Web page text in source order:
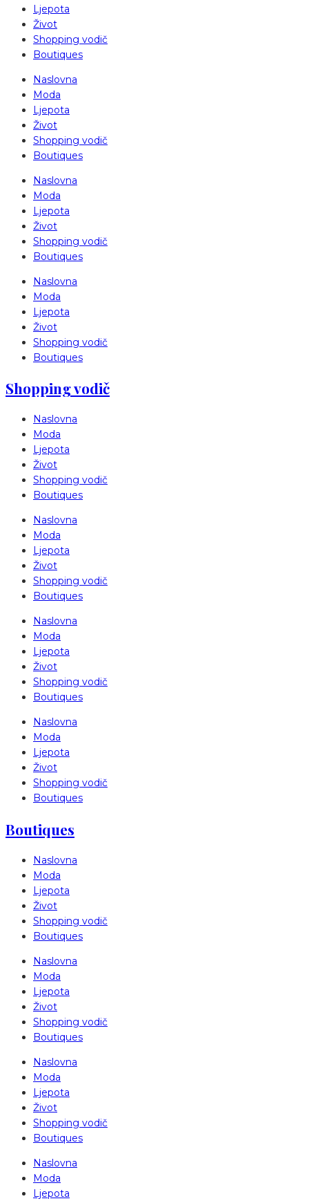
Ljepota
Život
Shopping vodič
Boutiques
Naslovna
Moda
Ljepota
Život
Shopping vodič
Boutiques
Naslovna
Moda
Ljepota
Život
Shopping vodič
Boutiques
Naslovna
Moda
Ljepota
Život
Shopping vodič
Boutiques
Shopping vodič
Naslovna
Moda
Ljepota
Život
Shopping vodič
Boutiques
Naslovna
Moda
Ljepota
Život
Shopping vodič
Boutiques
Naslovna
Moda
Ljepota
Život
Shopping vodič
Boutiques
Naslovna
Moda
Ljepota
Život
Shopping vodič
Boutiques
Boutiques
Naslovna
Moda
Ljepota
Život
Shopping vodič
Boutiques
Naslovna
Moda
Ljepota
Život
Shopping vodič
Boutiques
Naslovna
Moda
Ljepota
Život
Shopping vodič
Boutiques
Naslovna
Moda
Ljepota